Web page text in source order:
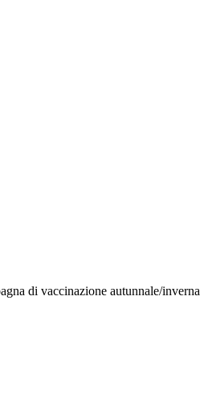
di vaccinazione autunnale/